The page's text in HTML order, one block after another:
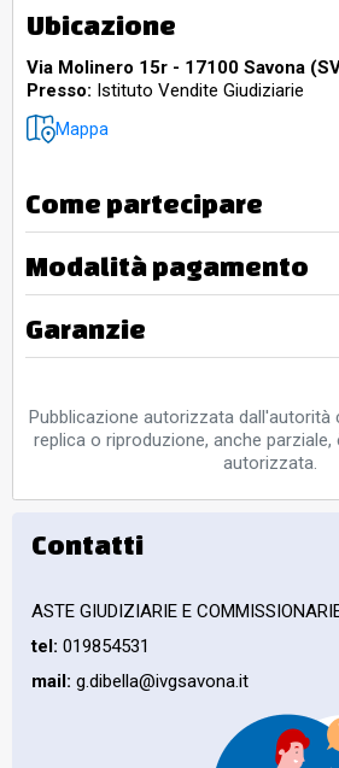
Ubicazione
Via Molinero 15r - 17100 Savona
Presso: Istituto Vendite Giudiziarie
Mappa
Come partecipare
Modalità pagamento
Garanzie
Pubblicazione autorizzata dall'autorità
replica o riproduzione, anche
autorizzata.
Contatti
ASTE GIUDIZIARIE E
tel: 019854531
mail: g.dibella@ivgsavona.it